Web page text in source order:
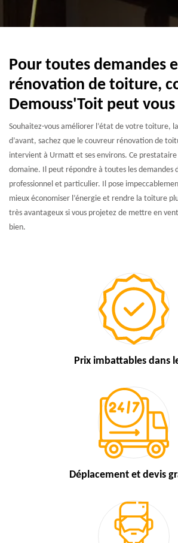
Pour toutes demandes
rénovation de toiture,
Demouss'Toit peut
Souhaitez-vous améliorer l’état de votre toiture,
d’avant, sachez que le couvreur rénovation de
intervient à Urmatt et ses environs. Ce
domaine. Il peut répondre à toutes les demandes
professionnel et particulier. Il pose
mieux économiser l’énergie et rendre la toiture
très avantageux si vous projetez de mettre en
bien.
Prix imbattables dans
Déplacement et devis